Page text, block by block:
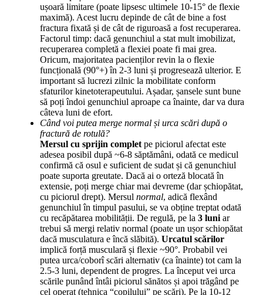
ușoară limitare (poate lipsesc ultimele 10-15° de flexie
maximă). Acest lucru depinde de cât de bine a fost
fractura fixată și de cât de riguroasă a fost recuperarea.
Factorul timp: dacă genunchiul a stat mult imobilizat,
recuperarea completă a flexiei poate fi mai grea.
Oricum, majoritatea pacienților revin la o flexie
funcțională (90°+) în 2-3 luni și progresează ulterior. E
important să lucrezi zilnic la mobilitate conform
sfaturilor kinetoterapeutului. Așadar, șansele sunt bune
să poți îndoi genunchiul aproape ca înainte, dar va dura
câteva luni de efort.
Când voi putea merge normal și urca scări după o
fractură de rotulă?
Mersul cu sprijin complet pe piciorul afectat este
adesea posibil după ~6-8 săptămâni, odată ce medicul
confirmă că osul e suficient de sudat și că genunchiul
poate suporta greutate. Dacă ai o orteză blocată în
extensie, poți merge chiar mai devreme (dar șchiopătat,
cu piciorul drept). Mersul normal, adică flexând
genunchiul în timpul pasului, se va obține treptat odată
cu recăpătarea mobilității. De regulă, pe la 3 luni ar
trebui să mergi relativ normal (poate un ușor schiopătat
dacă musculatura e încă slăbită). Urcatul scărilor
implică forță musculară și flexie ~90°. Probabil vei
putea urca/coborî scări alternativ (ca înainte) tot cam la
2.5-3 luni, dependent de progres. La început vei urca
scările punând întâi piciorul sănătos și apoi trăgând pe
cel operat (tehnica “copilului” pe scări). Pe la 10-12